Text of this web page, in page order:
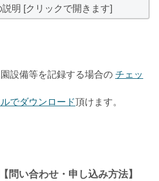
明 [クリックで開きます]
設備等を記録する場合の チェッ
でダウンロード頂けます。
問い合わせ・申し込み方法】